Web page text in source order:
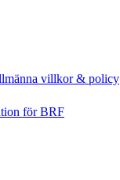
villkor & policy
för BRF